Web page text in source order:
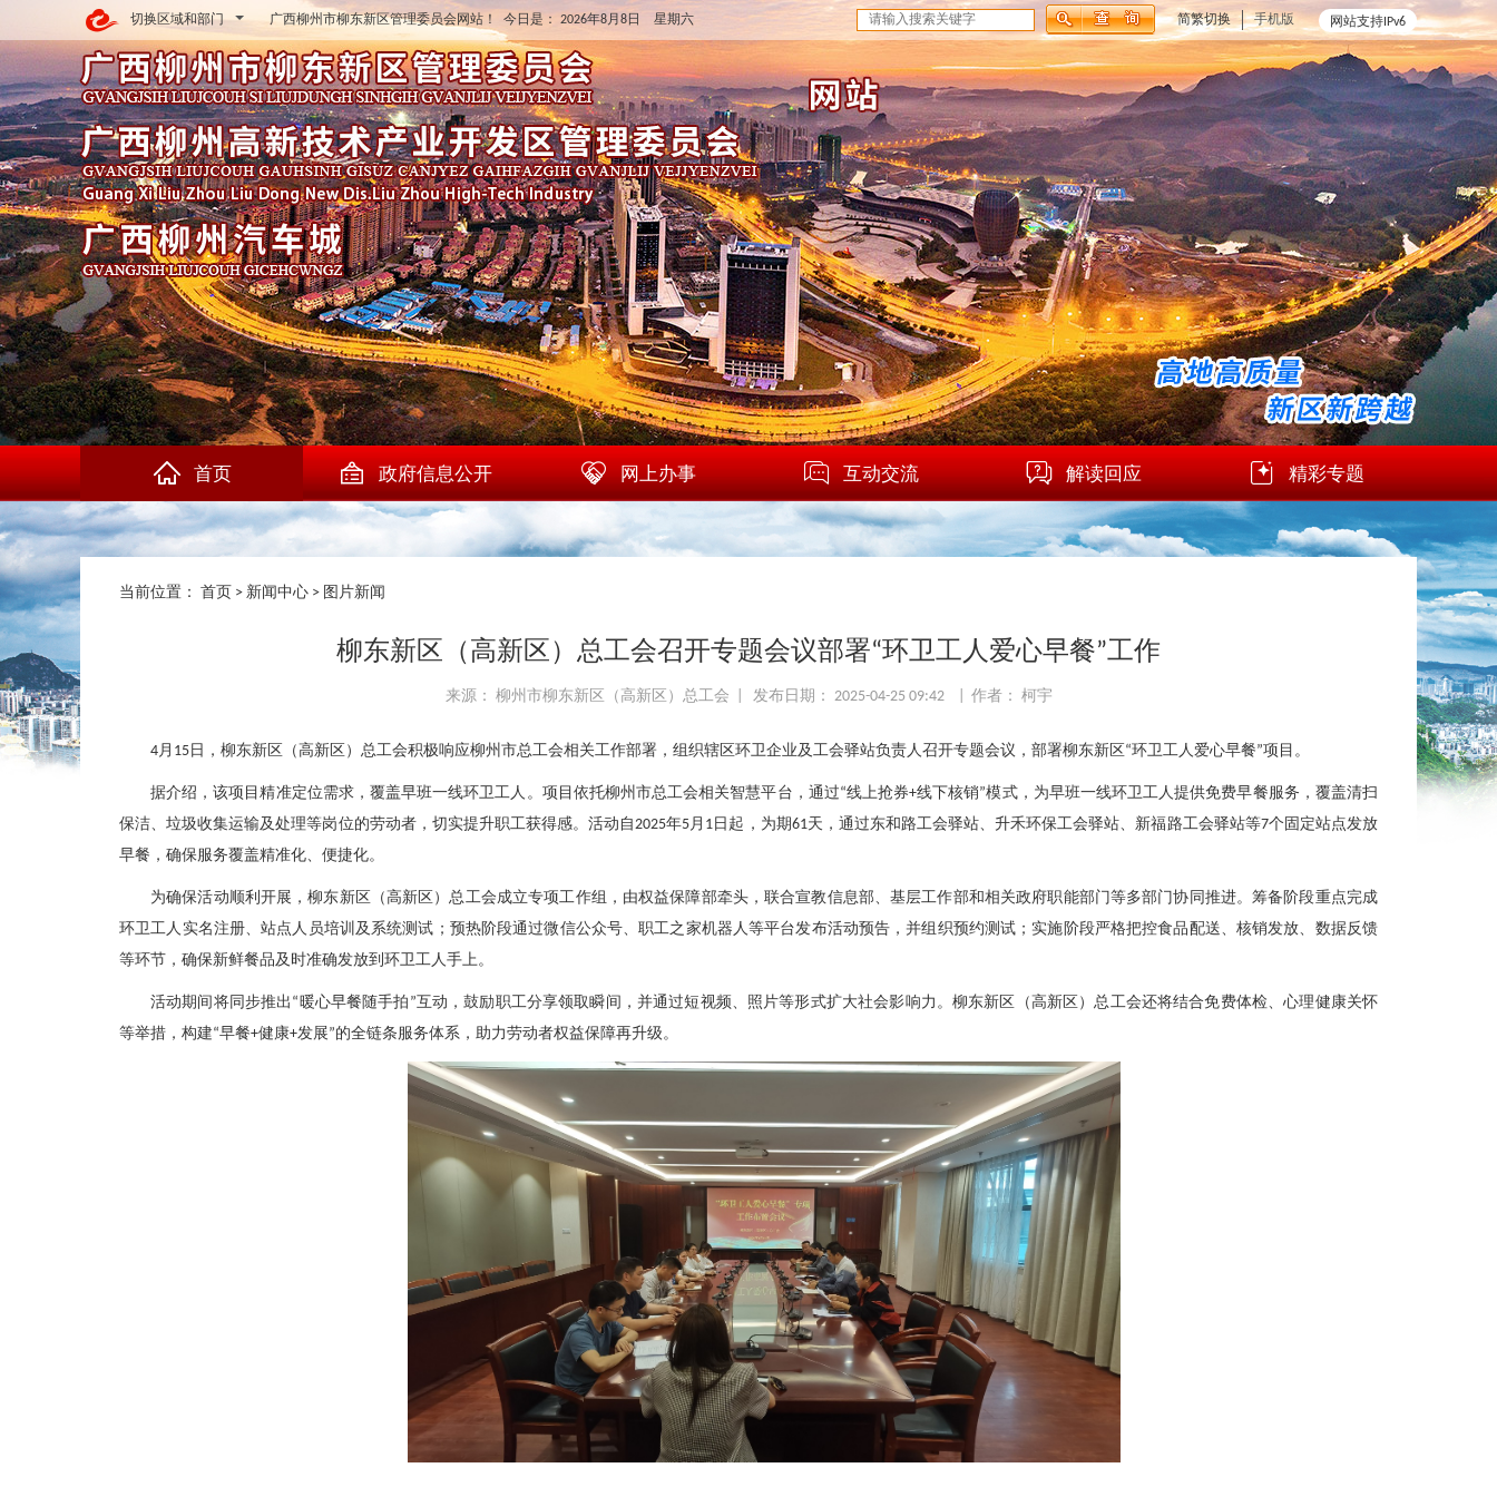
切换区域和部门 网站支持IPv6
简繁切换 手机版
广西柳州市柳东新区管理委员会网站！ 今日是： 2026年8月8日 星期六
首页 政府信息公开 网上办事 互动交流 解读回应 精彩专题
当前位置： 首页 > 新闻中心 > 图片新闻
柳东新区（高新区）总工会召开专题会议部署“环卫工人爱心早餐”工作
来源： 柳州市柳东新区（高新区）总工会 | 发布日期： 2025-04-25 09:42 | 作者： 柯宇
4月15日，柳东新区（高新区）总工会积极响应柳州市总工会相关工作部署，组织辖区环卫企业及工会驿站负责人召开专题会议，部署柳东新区“环卫工人爱心早餐”项目。
据介绍，该项目精准定位需求，覆盖早班一线环卫工人。项目依托柳州市总工会相关智慧平台，通过“线上抢券+线下核销”模式，为早班一线环卫工人提供免费早餐服务，覆盖清扫
保洁、垃圾收集运输及处理等岗位的劳动者，切实提升职工获得感。活动自2025年5月1日起，为期61天，通过东和路工会驿站、升禾环保工会驿站、新福路工会驿站等7个固定站点发放
早餐，确保服务覆盖精准化、便捷化。
为确保活动顺利开展，柳东新区（高新区）总工会成立专项工作组，由权益保障部牵头，联合宣教信息部、基层工作部和相关政府职能部门等多部门协同推进。筹备阶段重点完成
环卫工人实名注册、站点人员培训及系统测试；预热阶段通过微信公众号、职工之家机器人等平台发布活动预告，并组织预约测试；实施阶段严格把控食品配送、核销发放、数据反馈
等环节，确保新鲜餐品及时准确发放到环卫工人手上。
活动期间将同步推出“暖心早餐随手拍”互动，鼓励职工分享领取瞬间，并通过短视频、照片等形式扩大社会影响力。柳东新区（高新区）总工会还将结合免费体检、心理健康关怀
等举措，构建“早餐+健康+发展”的全链条服务体系，助力劳动者权益保障再升级。